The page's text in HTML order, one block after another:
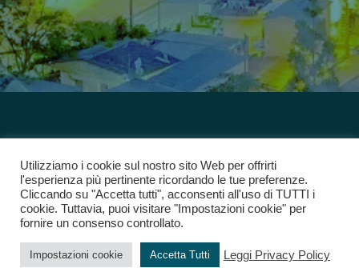
Privacy Policy
Utilizziamo i cookie sul nostro sito Web per offrirti
l'esperienza più pertinente ricordando le tue preferenze.
Cliccando su "Accetta tutti", acconsenti all'uso di TUTTI i
cookie. Tuttavia, puoi visitare "Impostazioni cookie" per
fornire un consenso controllato.
Impostazioni cookie Accetta Tutti Leggi Privacy Policy